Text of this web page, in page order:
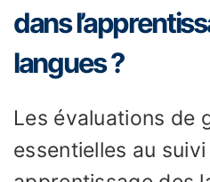
dans
langues ?
Les évaluations de
essentielles au